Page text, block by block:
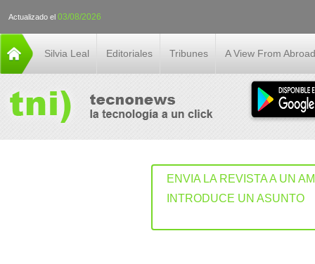
Actualizado el 03/08/2026
Silvia Leal Editoriales Tribunes A View From Abroad
ENVIA LA REVISTA A UN
INTRODUCE UN ASUNTO